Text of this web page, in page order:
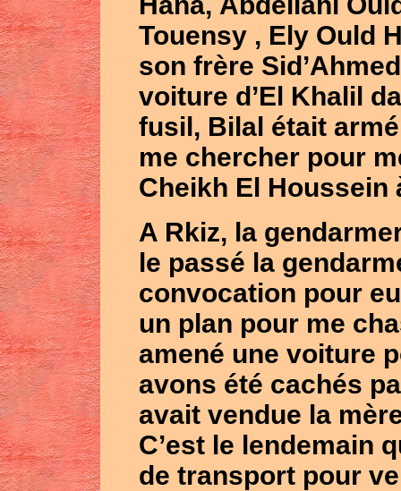
Touensy , Ely Ould
son frère
voiture d’El Khalil
fusil, Bilal était
me chercher pour
Cheikh El Houssein
A Rkiz, la
le passé la
convocation pour
un plan pour me
amené une voiture
avons été cachés
avait vendue la
C’est le lendemain
de transport pour